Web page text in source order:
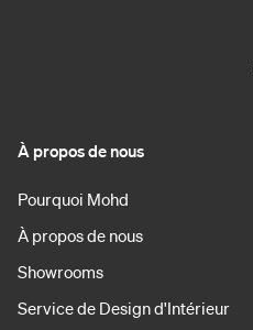
À propos de nous
Pourquoi Mohd
À propos de nous
Showrooms
Service de Design d'Intérieur